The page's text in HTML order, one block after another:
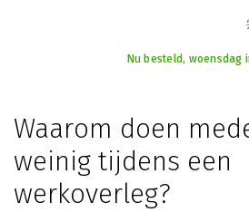
Nu besteld,
Waarom doen
weinig tijdens een
werkoverleg?